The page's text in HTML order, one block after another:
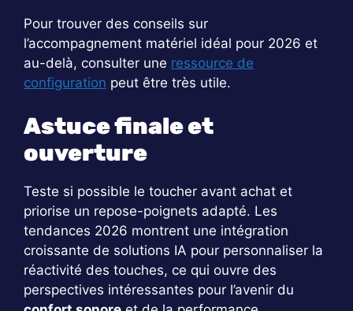
Pour trouver des conseils sur
l’accompagnement matériel idéal pour 2026 et
au-delà, consulter une ressource de
configuration peut être très utile.
Astuce finale et
ouverture
Teste si possible le toucher avant achat et
priorise un repose-poignets adapté. Les
tendances 2026 montrent une intégration
croissante de solutions IA pour personnaliser la
réactivité des touches, ce qui ouvre des
perspectives intéressantes pour l’avenir du